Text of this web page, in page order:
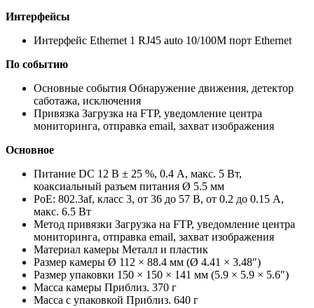
Интерфейсы
Интерфейс Ethernet 1 RJ45 auto 10/100M порт Ethernet
По событию
Основные события Обнаружение движения, детектор
саботажа, исключения
Привязка Загрузка на FTP, уведомление центра
мониторинга, отправка email, захват изображения
Основное
Питание DC 12 В ± 25 %, 0.4 А, макс. 5 Вт,
коаксиальный разъем питания Ø 5.5 мм
PoE: 802.3af, класс 3, от 36 до 57 В, от 0.2 до 0.15 А,
макс. 6.5 Вт
Метод привязки Загрузка на FTP, уведомление центра
мониторинга, отправка email, захват изображения
Материал камеры Металл и пластик
Размер камеры Ø 112 × 88.4 мм (Ø 4.41 × 3.48″)
Размер упаковки 150 × 150 × 141 мм (5.9 × 5.9 × 5.6″)
Масса камеры Приблиз. 370 г
Масса с упаковкой Приблиз. 640 г